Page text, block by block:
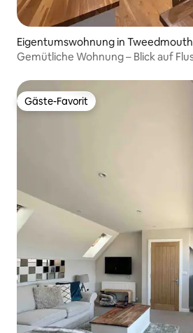
Eigentumswohnung in Tweedmouth
Gemütliche Wohnung – Blick auf
Gäste-Favorit
Gäste-Favorit